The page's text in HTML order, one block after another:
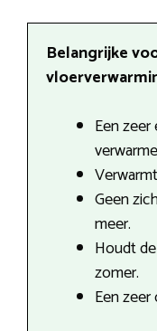
Belangrijke
Een
Geen
meer.
Houdt
zomer.
Een